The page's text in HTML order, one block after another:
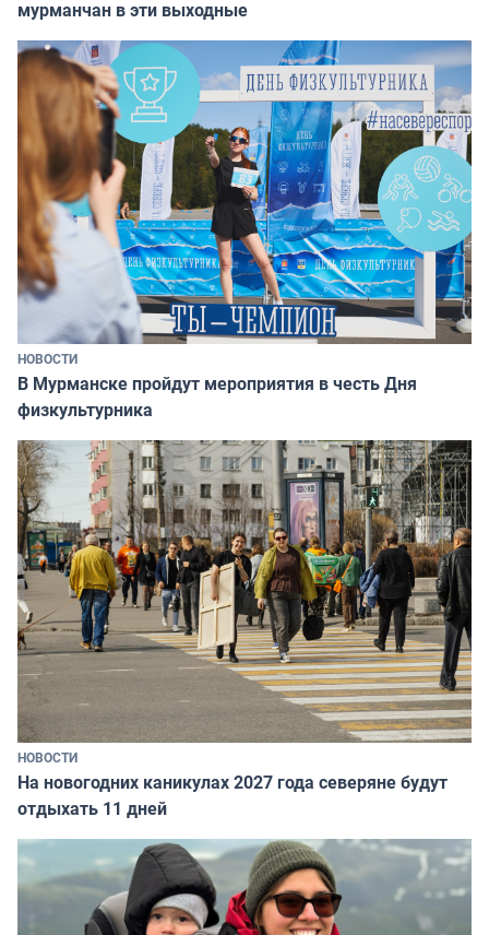
мурманчан в эти выходные
НОВОСТИ
В Мурманске пройдут мероприятия в честь Дня
физкультурника
НОВОСТИ
На новогодних каникулах 2027 года северяне будут
отдыхать 11 дней